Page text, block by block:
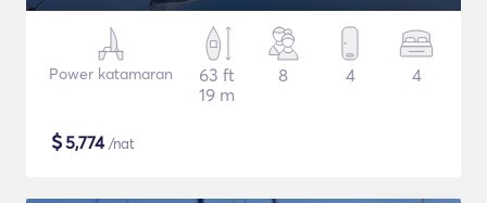
Power katamaran
63 ft
19 m
8 4 4
$5,774/nat